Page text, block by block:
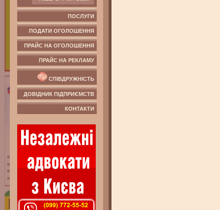
ПОСЛУГИ
ПОДАТИ ОГОЛОШЕННЯ
ПРАЙС НА ОГОЛОШЕННЯ
ПРАЙС НА РЕКЛАМУ
СПІВДРУЖНІСТЬ
ДОВІДНИК ПІДПРИЄМСТВ
КОНТАКТИ